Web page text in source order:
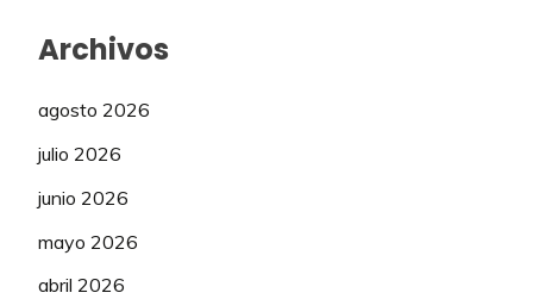
Archivos
agosto 2026
julio 2026
junio 2026
mayo 2026
abril 2026